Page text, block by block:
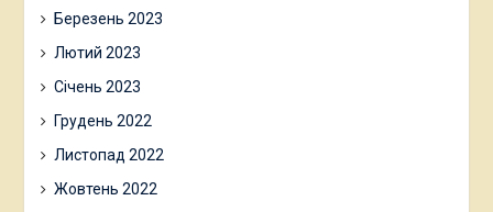
Березень 2023
Лютий 2023
Січень 2023
Грудень 2022
Листопад 2022
Жовтень 2022